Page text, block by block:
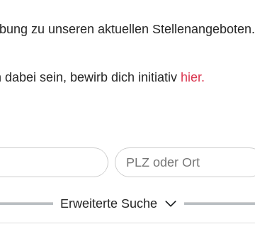
zu unseren aktuellen Stellenangeboten.
sein, bewirb dich initiativ hier.
Erweiterte Suche